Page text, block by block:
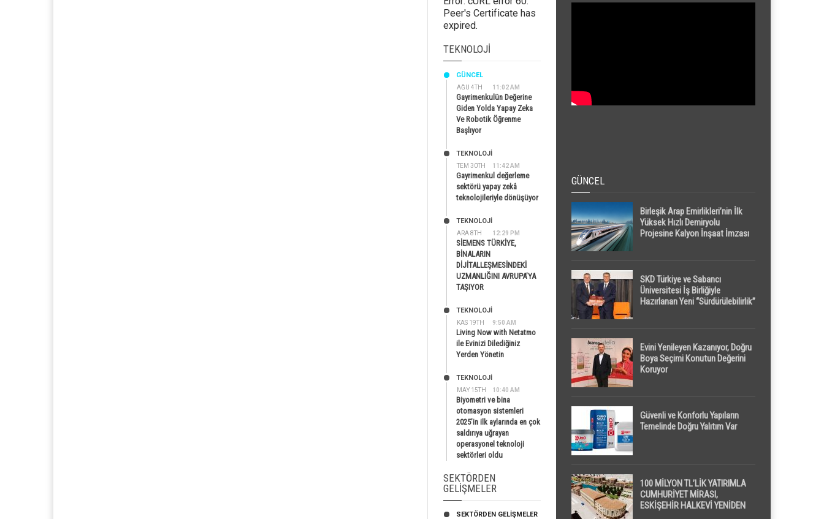
Peer's Certificate has
expired.
TEKNOLOJI
AĞU 4TH 11:02 AM
GÜNCEL
Gayrimenkulün Değerine
Giden Yolda Yapay Zeka
Ve Robotik Öğrenme
Başlıyor
TEM 30TH 11:42 AM
TEKNOLOJİ
Gayrimenkul değerleme
sektörü yapay zekâ
teknolojileriyle dönüşüyor
ARA 8TH 12:29 PM
TEKNOLOJİ
SİEMENS TÜRKİYE,
BİNALARIN
DİJİTALLEŞMESİNDEKİ
UZMANLIĞINI AVRUPA’YA
TAŞIYOR
KAS 19TH 9:50 AM
TEKNOLOJİ
Living Now with Netatmo
ile Evinizi Dilediğiniz
Yerden Yönetin
MAY 15TH 10:40 AM
TEKNOLOJİ
Biyometri ve bina
otomasyon sistemleri
2025’in ilk aylarında en çok
saldırıya uğrayan
operasyonel teknoloji
sektörleri oldu
SEKTÖRDEN
GELIŞMELER
SEKTÖRDEN GELIŞMELER
GÜNCEL
Birleşik Arap Emirlikleri’nin İlk
Yüksek Hızlı Demiryolu
Projesine Kalyon İnşaat İmzası
SKD Türkiye ve Sabancı
Üniversitesi İş Birliğiyle
Hazırlanan Yeni “Sürdürülebilirlik”
Evini Yenileyen Kazanıyor, Doğru
Boya Seçimi Konutun Değerini
Koruyor
Güvenli ve Konforlu Yapıların
Temelinde Doğru Yalıtım Var
100 MİLYON TL’LİK YATIRIMLA
CUMHURİYET MİRASI,
ESKİŞEHİR HALKEVİ YENİDEN